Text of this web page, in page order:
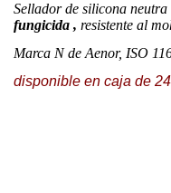
Sellador de silicona neutra
fungicida , resistente al
Marca N de Aenor, ISO
disponible en caja de